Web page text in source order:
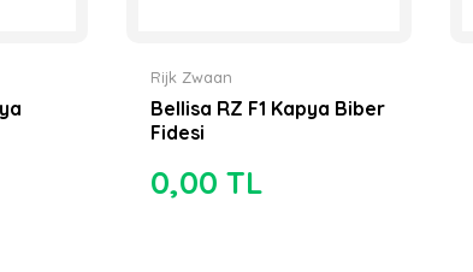
Rijk Zwaan
Bellisa RZ F1 Kapya Biber
Fidesi
0,00 TL